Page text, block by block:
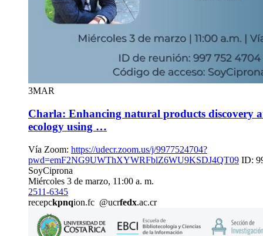
3MAR
Charla: Enhancing natural products discovery
ecology using …
Vía Zoom: https://udecr.zoom.us/j/9977524704?
pwd=emF2NG9UWThXYWRFblZ6WU9KSDJ4QT09 ID:
SoyCiprona
Miércoles 3 de marzo, 11:00 a. m.
2511-6345
recepckpnqion.fc @ucrfedx.ac.cr